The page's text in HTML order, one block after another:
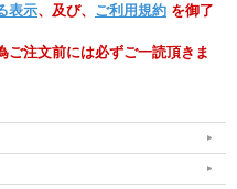
表示、及び、 ご利用規約 を御了
ご注文前には必ずご一読頂きま